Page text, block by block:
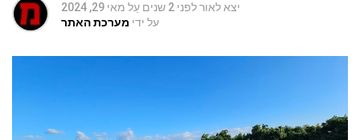
יצא לאורלפני 2 שנים עַל מאי 29, 2024
על ידי מערכת האתר